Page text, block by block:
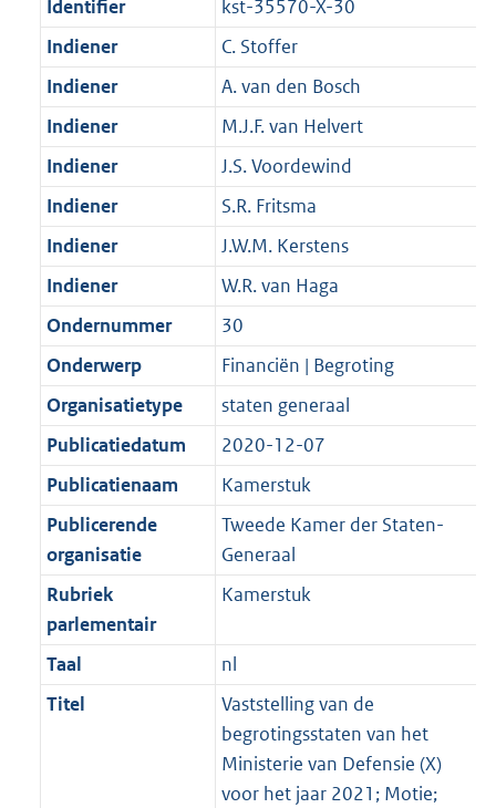
Identifier
kst-35570-X-30
Indiener
C. Stoffer
Indiener
A. van den Bosch
Indiener
M.J.F. van Helvert
Indiener
J.S. Voordewind
Indiener
S.R. Fritsma
Indiener
J.W.M. Kerstens
Indiener
W.R. van Haga
Ondernummer
30
Onderwerp
Financiën | Begroting
Organisatietype
staten generaal
Publicatiedatum
2020-12-07
Publicatienaam
Kamerstuk
Publicerende
organisatie
Tweede Kamer der Staten-
Generaal
Rubriek
parlementair
Kamerstuk
Taal
nl
Titel
Vaststelling van de
begrotingsstaten van het
Ministerie van Defensie (X)
voor het jaar 2021; Motie;